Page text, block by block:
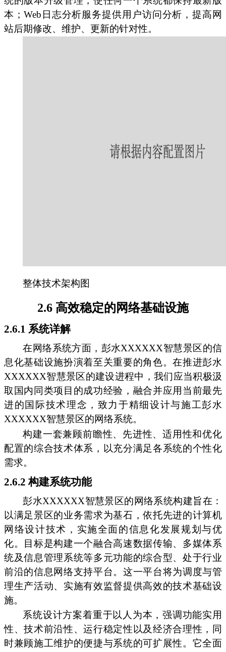
本；Web日志分析服务提供用户访问分析，提高网
站后期修改、维护、更新的针对性。
整体技术架构图
2.6 高效稳定的网络基础设施
2.6.1 系统详解
在网络系统方面，彭水XXXXXX智慧景区的信
息化基础设施扮演着至关重要的角色。在推进彭水
XXXXXX智慧景区的建设进程中，我们应当积极汲
取国内同类项目的成功经验，融合并应用当前最先
进的国际技术理念，致力于精细设计与施工彭水
XXXXXX智慧景区的网络系统。
构建一套兼顾前瞻性、先进性、适用性和优化
配置的综合技术体系，以充分满足各系统的个性化
需求。
2.6.2 构建系统功能
彭水XXXXXX智慧景区的网络系统构建旨在：
以满足景区的业务需求为基石，依托先进的计算机
网络设计技术，实施全面的信息化发展规划与优
化。目标是构建一个融合高速数据传输、多媒体系
统及信息管理系统等多元功能的综合型、处于行业
前沿的信息网络支持平台。这一平台将为调度与管
理生产活动、实施有效监督提供高效的技术基础设
施。
系统设计方案着重于以人为本，强调功能实用
性、技术前沿性、运行稳定性以及经济合理性，同
时兼顾施工维护的便捷与系统的可扩展性。它全面